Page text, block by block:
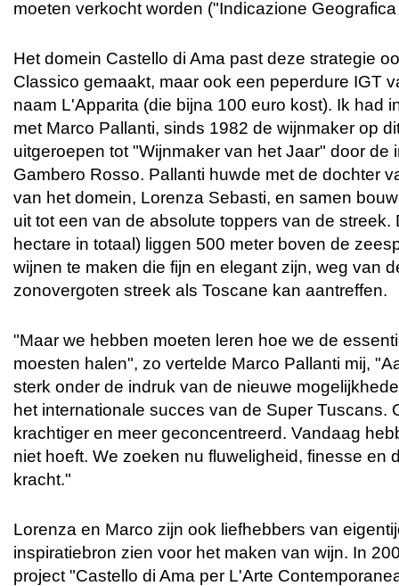
moeten verkocht worden ("Indicazione
Het domein Castello di Ama past deze strategie
Classico gemaakt, maar ook een peperdure IGT
naam L'Apparita (die bijna 100 euro kost). Ik had
met Marco Pallanti, sinds 1982 de wijnmaker op
uitgeroepen tot "Wijnmaker van het Jaar" door de
Gambero Rosso. Pallanti huwde met de dochter
van het domein, Lorenza Sebasti, en samen
uit tot een van de absolute toppers van de streek.
hectare in totaal) liggen 500 meter boven de
wijnen te maken die fijn en elegant zijn, weg van
zonovergoten streek als Toscane kan aantreffen.
"Maar we hebben moeten leren hoe we de
moesten halen", zo vertelde Marco Pallanti mij,
sterk onder de indruk van de nieuwe
het internationale succes van de Super Tuscans.
krachtiger en meer geconcentreerd. Vandaag
niet hoeft. We zoeken nu fluweligheid, finesse en
kracht."
Lorenza en Marco zijn ook liefhebbers van
inspiratiebron zien voor het maken van wijn. In
project "Castello di Ama per L'Arte